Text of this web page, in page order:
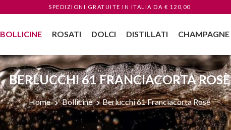
SPEDIZIONI GRATUITE IN ITALIA DA € 120,00
BOLLICINE ROSATI DOLCI DISTILLATI CHAMPAGNE
BERLUCCHI 61 FRANCIACORTA ROSÈ
Home Bollicine Berlucchi 61 Franciacorta Rosè